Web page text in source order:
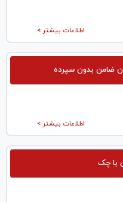
اطلاعات بیشتر >
ضامن بدون سپرده
اطلاعات بیشتر >
با چک